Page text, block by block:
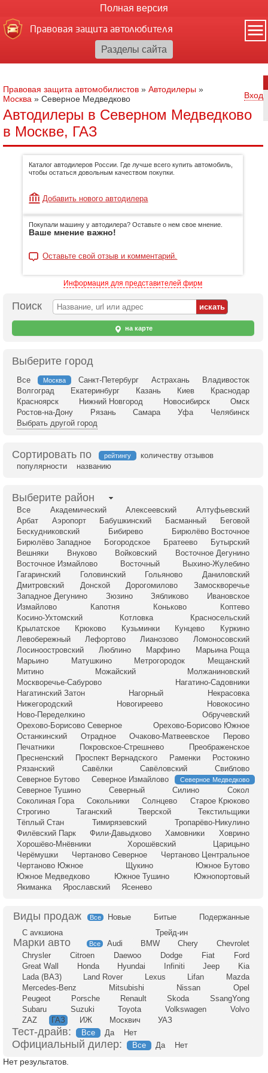
Полная версия
Правовая защита автолюбителя
Правовая защита автомобилистов » Автодилеры »
Москва » Северное Медведково Вход
Автодилеры в Северном Медведково
в Москве, ГАЗ
Каталог автодилеров России. Где лучше всего купить автомобиль,
чтобы остаться довольным качеством покупки.
Добавить нового автодилера
Покупали машину у автодилера? Оставьте о нем свое мнение.
Ваше мнение важно!
Оставьте свой отзыв и комментарий.
Информация для представителей фирм
Поиск
на карте
Выберите город
Все Москва Санкт-Петербург Астрахань
Владивосток
Волгоград
Екатеринбург Казань Киев
Краснодар
Красноярск
Нижний Новгород Новосибирск
Омск
Ростов-на-Дону
Рязань Самара Уфа
Челябинск
Выбрать другой город
Сортировать по рейтингу
количеству отзывов
популярности
названию
Выберите район
Все Академический Алексеевский
Алтуфьевский
Арбат
Аэропорт Бабушкинский Басманный
Беговой
Бескудниковский
Бибирево
Бирюлёво Восточное
Бирюлёво Западное
Богородское Братеево
Бутырский
Вешняки
Внуково Войковский
Восточное Дегунино
Восточное Измайлово
Восточный
Выхино-Жулебино
Гагаринский
Головинский Гольяново
Даниловский
Дмитровский
Донской Дорогомилово
Замоскворечье
Западное Дегунино
Зюзино Зябликово
Ивановское
Измайлово
Капотня Коньково
Коптево
Косино-Ухтомский
Котловка
Красносельский
Крылатское
Крюково Кузьминки Кунцево
Куркино
Левобережный
Лефортово Лианозово
Ломоносовский
Лосиноостровский
Люблино Марфино
Марьина Роща
Марьино
Матушкино Метрогородок
Мещанский
Митино
Можайский
Молжаниновский
Москворечье-Сабурово
Нагатино-Садовники
Нагатинский Затон
Нагорный
Некрасовка
Нижегородский
Новогиреево
Новокосино
Ново-Переделкино
Обручевский
Орехово-Борисово Северное
Орехово-Борисово Южное
Останкинский
Отрадное Очаково-Матвеевское
Перово
Печатники
Покровское-Стрешнево
Преображенское
Пресненский
Проспект Вернадского Раменки
Ростокино
Рязанский
Савёлки Савёловский
Свиблово
Северное Бутово
Северное Измайлово Северное Медведково
Северное Тушино Северный Силино
Сокол
Соколиная Гора
Сокольники Солнцево
Старое Крюково
Строгино
Таганский Тверской
Текстильщики
Тёплый Стан
Тимирязевский
Тропарёво-Никулино
Филёвский Парк
Фили-Давыдково Хамовники
Ховрино
Хорошёво-Мнёвники
Хорошёвский
Царицыно
Черёмушки
Чертаново Северное
Чертаново Центральное
Чертаново Южное
Щукино
Южное Бутово
Южное Медведково
Южное Тушино
Южнопортовый
Якиманка
Ярославский Ясенево
Все Новые Битые
Подержанные
С аукциона
Трейд-ин
Все Audi BMW Chery
Chevrolet
Chrysler
Citroen Daewoo Dodge Fiat
Ford
Great Wall
Honda Hyundai Infiniti Jeep
Kia
Lada (ВАЗ)
Land Rover Lexus Lifan
Mazda
Mercedes-Benz
Mitsubishi Nissan
Opel
Peugeot
Porsche Renault Skoda
SsangYong
Subaru
Suzuki Toyota Volkswagen
Volvo
ZAZ
ГАЗ ИЖ Москвич УАЗ
Тест-драйв: Все Да Нет
Официальный дилер: Все Да Нет
Нет результатов.